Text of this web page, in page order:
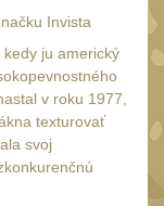
Invista
ju americký
v roku 1977,
texturovať
svoj